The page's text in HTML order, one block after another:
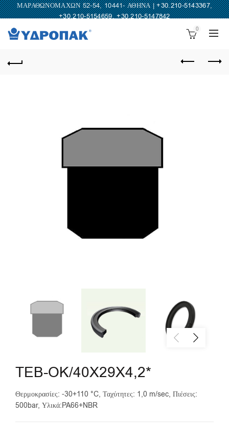
ΜΑΡΑΘΩΝΟΜΑΧΩΝ 52-54, 10441- ΑΘΗΝΑ |+30.210-5143367,
+30.210-5154659,+30.210-5147842
0
TEB-OK/40X29X4,2*
Θερμοκρασίες: -30+110 °C, Ταχύτητες: 1,0 m/sec, Πιέσεις:
500bar, Υλικά:PA66+NBR